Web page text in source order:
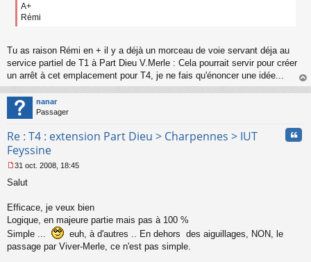
A+
Rémi
Tu as raison Rémi en + il y a déjà un morceau de voie servant déja au
service partiel de T1 à Part Dieu V.Merle : Cela pourrait servir pour créer
un arrêt à cet emplacement pour T4, je ne fais qu'énoncer une idée...
au
nanar
Passager
Re : T4 : extension Part Dieu > Charpennes > IUT
Feyssine
e
s
g
e
n
31 oct. 2008, 18:45
Salut
Efficace, je veux bien
Logique, en majeure partie mais pas à 100 %
Simple ...
euh, à d'autres .. En dehors des aiguillages, NON, le
passage par Viver-Merle, ce n'est pas simple.